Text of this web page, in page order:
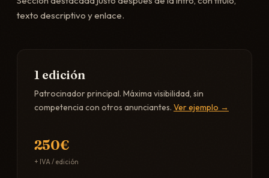
texto descriptivo y enlace.
1 edición
Patrocinador principal. Máxima visibilidad, sin
competencia con otros anunciantes. Ver ejemplo →
250€
+ IVA / edición